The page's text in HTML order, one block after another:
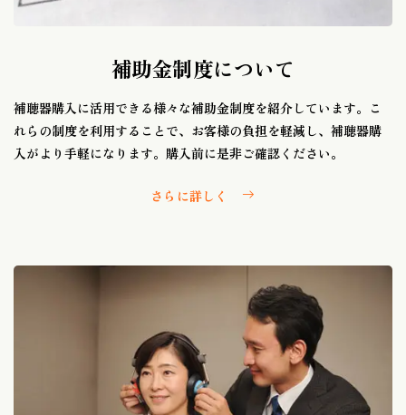
補助金制度について
補聴器購入に活用できる様々な補助金制度を紹介しています。こ
れらの制度を利用することで、お客様の負担を軽減し、補聴器購
入がより手軽になります。購入前に是非ご確認ください。
さらに詳しく